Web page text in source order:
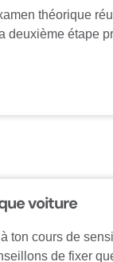
théorique
deuxième étape
voiture
ton cours de
de fixer